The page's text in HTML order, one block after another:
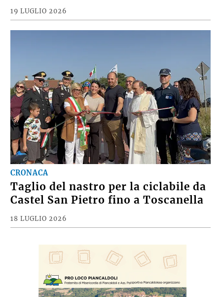
19 LUGLIO 2026
CRONACA
Taglio del nastro per la ciclabile da
Castel San Pietro fino a Toscanella
18 LUGLIO 2026